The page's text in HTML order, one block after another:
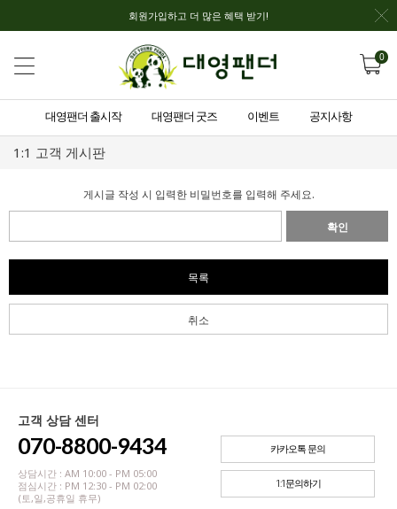
회원가입하고 더 많은 혜택 받기!
0
대영팬더 출시작 대영팬더 굿즈 이벤트 공지사항
1:1 고객 게시판
게시글 작성 시 입력한 비밀번호를 입력해 주세요.
확인
목록
취소
고객 상담 센터
070-8800-9434
상담시간 : AM 10:00 - PM 05:00
점심시간 : PM 12:30 - PM 02:00
(토,일,공휴일 휴무)
카카오톡 문의
1:1문의하기